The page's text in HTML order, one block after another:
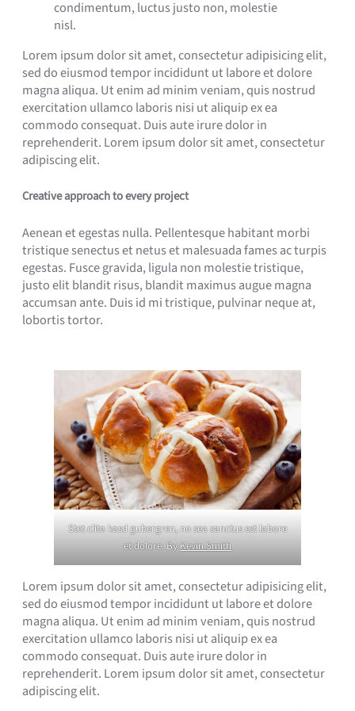
condimentum, luctus justo non, molestie
nisl.
Lorem ipsum dolor sit amet, consectetur adipisicing elit,
sed do eiusmod tempor incididunt ut labore et dolore
magna aliqua. Ut enim ad minim veniam, quis nostrud
exercitation ullamco laboris nisi ut aliquip ex ea
commodo consequat. Duis aute irure dolor in
reprehenderit. Lorem ipsum dolor sit amet, consectetur
adipiscing elit.
Creative approach to every project
Aenean et egestas nulla. Pellentesque habitant morbi
tristique senectus et netus et malesuada fames ac turpis
egestas. Fusce gravida, ligula non molestie tristique,
justo elit blandit risus, blandit maximus augue magna
accumsan ante. Duis id mi tristique, pulvinar neque at,
lobortis tortor.
Stet clita kasd gubergren, no sea sanctus est labore
et dolore. ByKevin Smith
Lorem ipsum dolor sit amet, consectetur adipisicing elit,
sed do eiusmod tempor incididunt ut labore et dolore
magna aliqua. Ut enim ad minim veniam, quis nostrud
exercitation ullamco laboris nisi ut aliquip ex ea
commodo consequat. Duis aute irure dolor in
reprehenderit. Lorem ipsum dolor sit amet, consectetur
adipiscing elit.